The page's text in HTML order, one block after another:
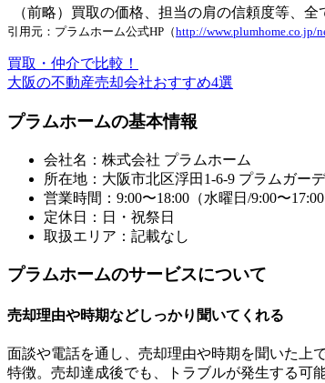
（前略）買取の価格、担当の肩の信頼度等、
引用元：プラムホーム公式HP（http://www.plumhome.co.jp/
買取・仲介で比較！
大阪の不動産売却会社おすすめ4選
プラムホームの基本情報
会社名：株式会社 プラムホーム
所在地：大阪市北区浮田1-6-9 プラムガー
営業時間：9:00〜18:00（水曜日/9:00〜17:00
定休日：日・祝祭日
取扱エリア：記載なし
プラムホームのサービスについて
売却理由や時期などしっかり聞いてくれる
面談や電話を通し、売却理由や時期を聞いた上
特徴。売却達成後でも、トラブルが発生する可